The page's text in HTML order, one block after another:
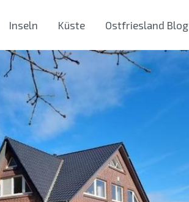
Inseln Küste Ostfriesland Blog